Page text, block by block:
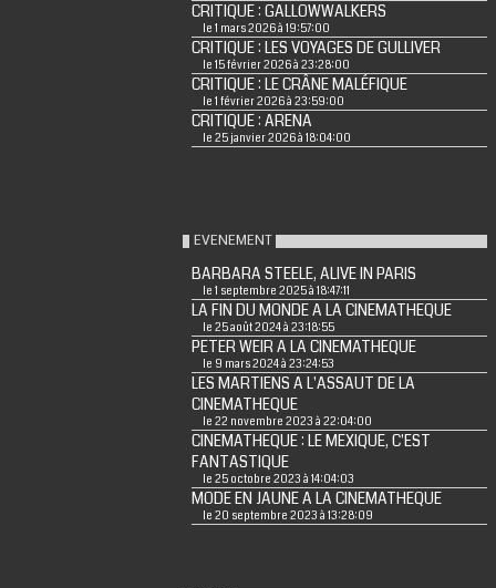
CRITIQUE : GALLOWWALKERS
le 1 mars 2026 à 19:57:00
CRITIQUE : LES VOYAGES DE GULLIVER
le 15 février 2026 à 23:28:00
CRITIQUE : LE CRÂNE MALÉFIQUE
le 1 février 2026 à 23:59:00
CRITIQUE : ARENA
le 25 janvier 2026 à 18:04:00
EVENEMENT
BARBARA STEELE, ALIVE IN PARIS
le 1 septembre 2025 à 18:47:11
LA FIN DU MONDE A LA CINEMATHEQUE
le 25 août 2024 à 23:18:55
PETER WEIR A LA CINEMATHEQUE
le 9 mars 2024 à 23:24:53
LES MARTIENS A L'ASSAUT DE LA
CINEMATHEQUE
le 22 novembre 2023 à 22:04:00
CINEMATHEQUE : LE MEXIQUE, C'EST
FANTASTIQUE
le 25 octobre 2023 à 14:04:03
MODE EN JAUNE A LA CINEMATHEQUE
le 20 septembre 2023 à 13:28:09